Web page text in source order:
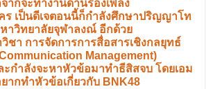
ากจะทำงานด้านร้องเพลง
ร เป็นดีเจตอนนี้ก็กำลังศึกษาปริญญาโท
าวิทยาลัยจุฬาลงณ์ อีกด้วย
วิชา การจัดการการสื่อสารเชิงกลยุทธ์
Management)
ะกำลังจะหาหัวข้อมาทำธีสิสจบ โดยเอม
ากทำหัวข้อเกี่ยวกับ BNK48